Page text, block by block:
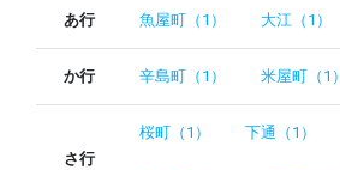
あ行 魚屋町（1） 大江（1）
か行 辛島町（1） 米屋町（1）
さ行
桜町（1） 下通（1）